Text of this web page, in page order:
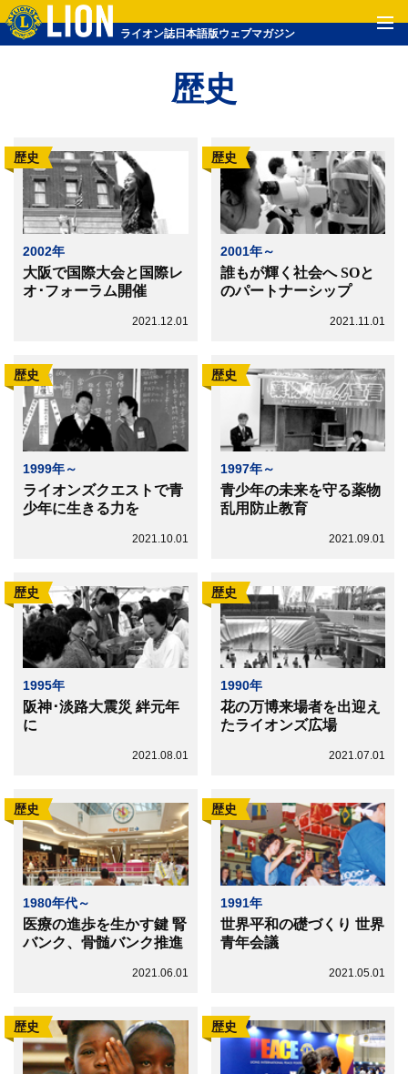
ライオン誌日本語版ウェブマガジン
歴史
歴史
2002年
大阪で国際大会と国際レ
オ･フォーラム開催
2021.12.01
歴史
2001年～
誰もが輝く社会へ SOと
のパートナーシップ
2021.11.01
歴史
1999年～
ライオンズクエストで青
少年に生きる力を
2021.10.01
歴史
1997年～
青少年の未来を守る薬物
乱用防止教育
2021.09.01
歴史
1995年
阪神･淡路大震災 絆元年
に
2021.08.01
歴史
1990年
花の万博来場者を出迎え
たライオンズ広場
2021.07.01
歴史
1980年代～
医療の進歩を生かす鍵 腎
バンク、骨髄バンク推進
2021.06.01
歴史
1991年
世界平和の礎づくり 世界
青年会議
2021.05.01
歴史 歴史